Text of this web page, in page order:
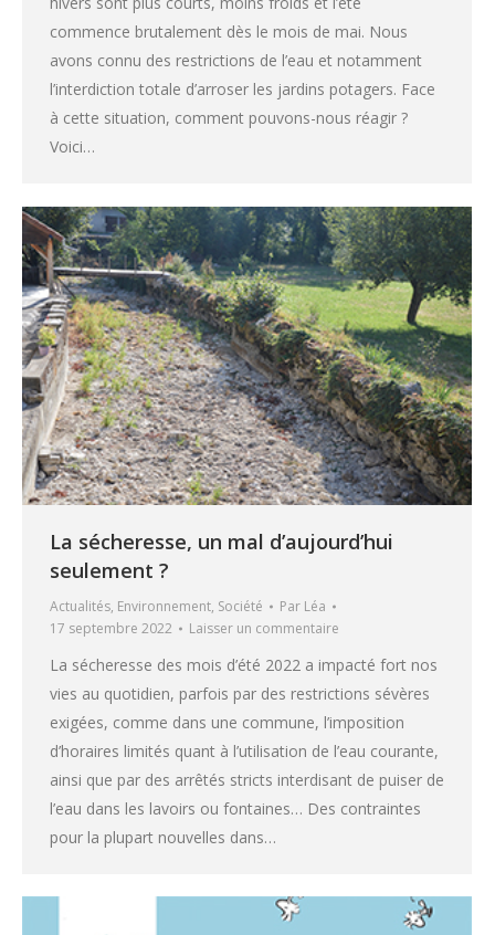
commence brutalement dès le mois de mai. Nous
avons connu des restrictions de l’eau et notamment
l’interdiction totale d’arroser les jardins potagers. Face
à cette situation, comment pouvons-nous réagir ?
Voici…
La sécheresse, un mal d’aujourd’hui
seulement ?
Actualités, Environnement, Société Par Léa
17 septembre 2022
Laisser un commentaire
La sécheresse des mois d’été 2022 a impacté fort nos
vies au quotidien, parfois par des restrictions sévères
exigées, comme dans une commune, l’imposition
d’horaires limités quant à l’utilisation de l’eau courante,
ainsi que par des arrêtés stricts interdisant de puiser de
l’eau dans les lavoirs ou fontaines… Des contraintes
pour la plupart nouvelles dans…